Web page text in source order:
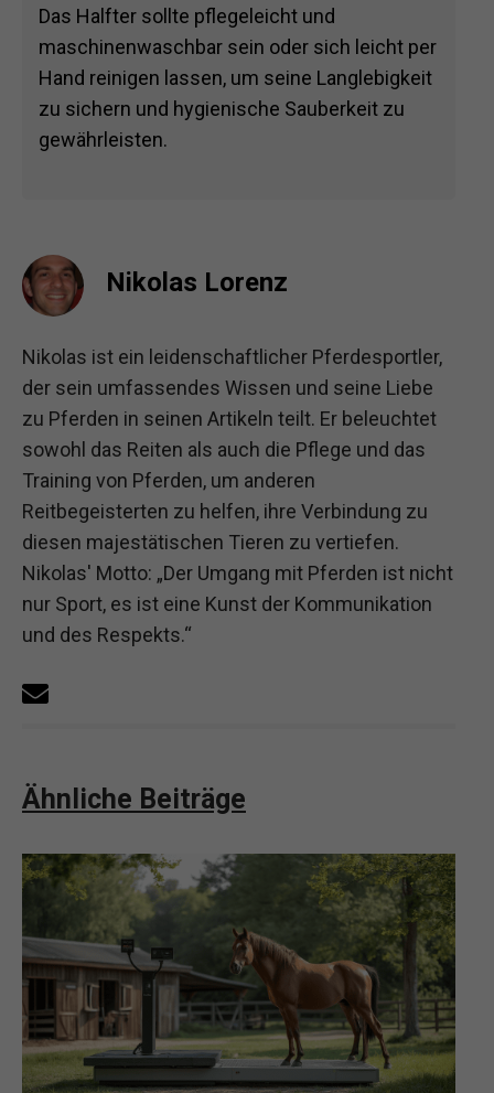
Das Halfter sollte pflegeleicht und
maschinenwaschbar sein oder sich leicht per
Hand reinigen lassen, um seine Langlebigkeit
zu sichern und hygienische Sauberkeit zu
gewährleisten.
Nikolas Lorenz
Nikolas ist ein leidenschaftlicher Pferdesportler,
der sein umfassendes Wissen und seine Liebe
zu Pferden in seinen Artikeln teilt. Er beleuchtet
sowohl das Reiten als auch die Pflege und das
Training von Pferden, um anderen
Reitbegeisterten zu helfen, ihre Verbindung zu
diesen majestätischen Tieren zu vertiefen.
Nikolas' Motto: „Der Umgang mit Pferden ist nicht
nur Sport, es ist eine Kunst der Kommunikation
und des Respekts.“
Ähnliche Beiträge